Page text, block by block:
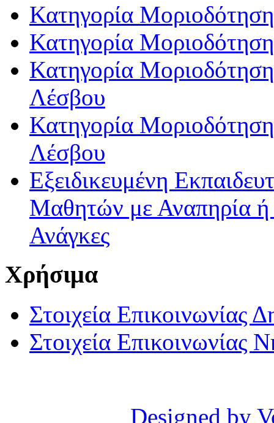
Κατηγορία
Κατηγορία
Κατηγορία
Λέσβου
Κατηγορία
Λέσβου
Εξειδικευμένη
Μαθητών με Αναπηρία ή /
Ανάγκες
Χρήσιμα
Στοιχεία Επικοινωνίας
Στοιχεία Επικοινωνίας
Designed by